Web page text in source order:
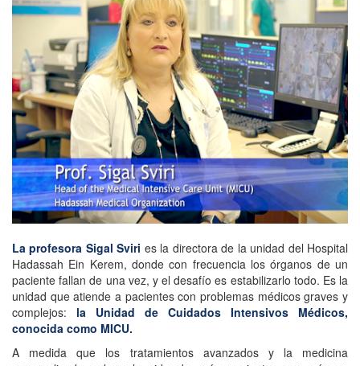
La profesora Sigal Sviri es la directora de la unidad del Hospital
Hadassah Ein Kerem, donde con frecuencia los órganos de un
paciente fallan de una vez, y el desafío es estabilizarlo todo. Es la
unidad que atiende a pacientes con problemas médicos graves y
complejos: la Unidad de Cuidados Intensivos Médicos,
conocida como MICU.
A medida que los tratamientos avanzados y la medicina